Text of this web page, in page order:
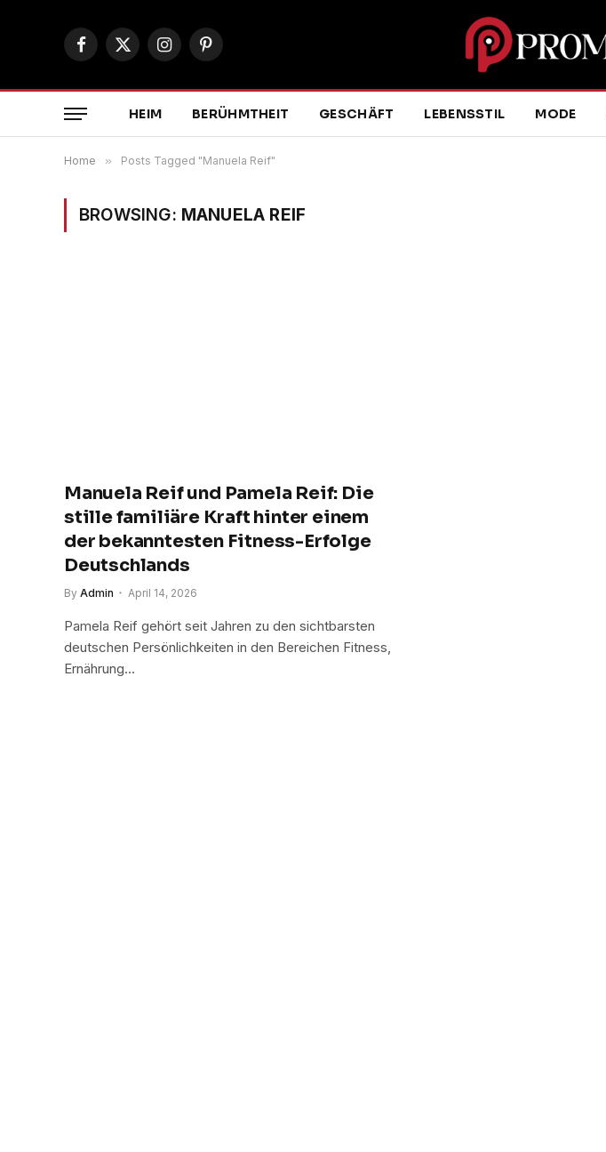
Facebook
X
InstagramPinterest
HEIM BERÜHMTHEIT GESCHÄFT LEBENSSTIL MODE
Home » Posts Tagged "Manuela Reif"
BROWSING: MANUELA REIF
Manuela Reif und Pamela Reif: Die
stille familiäre Kraft hinter einem
der bekanntesten Fitness-Erfolge
Deutschlands
By Admin April 14, 2026
Pamela Reif gehört seit Jahren zu den sichtbarsten
deutschen Persönlichkeiten in den Bereichen Fitness,
Ernährung…